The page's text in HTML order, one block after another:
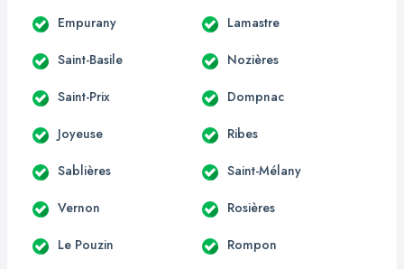
Empurany Lamastre
Saint-Basile Nozières
Saint-Prix Dompnac
Joyeuse Ribes
Sablières Saint-Mélany
Vernon Rosières
Le Pouzin Rompon